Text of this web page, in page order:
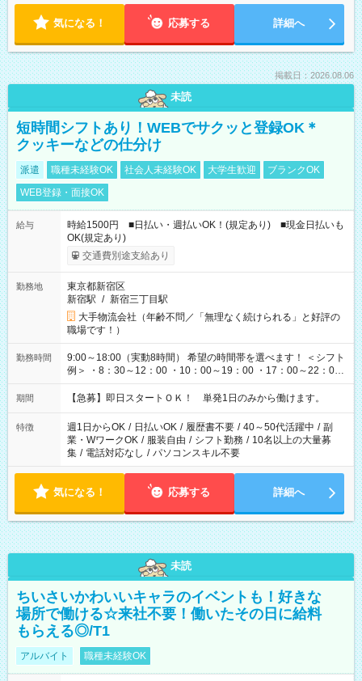
気になる！ 応募する 詳細へ
掲載日：2026.08.06
未読
短時間シフトあり！WEBでサクッと登録OK＊
クッキーなどの仕分け
派遣 職種未経験OK 社会人未経験OK 大学生歓迎
ブランクOK
WEB登録・面接OK
給与
時給1500円 ■日払い・週払いOK！(規定あり) ■現金日払いも
OK(規定あり)
交通費別途支給あり
勤務地
東京都新宿区
新宿駅 / 新宿三丁目駅
大手物流会社（年齢不問／「無理なく続けられる」と好評の
職場です！）
勤務時間
9:00～18:00（実動8時間） 希望の時間帯を選べます！ ＜シフト
例＞ ・8：30～12：00 ・10：00～19：00 ・17：00～22：00
・13：00～22：00 ・22：00～翌6：00 など
期間 【急募】即日スタートＯＫ！ 単発1日のみから働けます。
特徴 週1日からOK / 日払いOK / 履歴書不要 / 40～50代活躍中 / 副
業・WワークOK / 服装自由 / シフト勤務 / 10名以上の大量募
集 / 電話対応なし / パソコンスキル不要
気になる！ 応募する 詳細へ
未読
ちいさいかわいいキャラのイベントも！好きな
場所で働ける☆来社不要！働いたその日に給料
もらえる◎/T1
アルバイト 職種未経験OK